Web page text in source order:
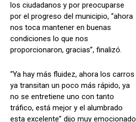
los ciudadanos y por preocuparse
por el progreso del municipio, “ahora
nos toca mantener en buenas
condiciones lo que nos
proporcionaron, gracias”, finalizó.
“Ya hay más fluidez, ahora los carros
ya transitan un poco más rápido, ya
no se entretiene uno con tanto
tráfico, está mejor y el alumbrado
esta excelente” dijo muy emocionado